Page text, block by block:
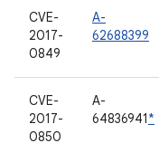
CVE-
2017-
0849
A-
62688399
CVE-
2017-
0850
A-
64836941*